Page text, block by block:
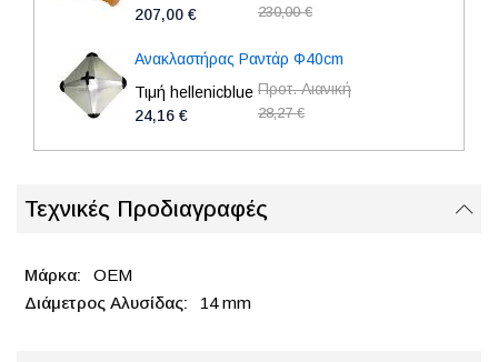
207,00 €
230,00 €
Ανακλαστήρας Ραντάρ Φ40cm
Τιμή hellenicblue
24,16 €
Προτ. Λιανική
28,27 €
Τεχνικές Προδιαγραφές
OEM
14 mm